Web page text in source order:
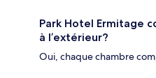
Park Hotel Ermitage
à l’extérieur?
Oui, chaque chambre